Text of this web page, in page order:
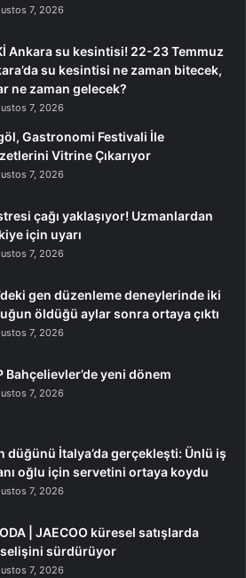
7, 2026
Ankara su kesintisi! 22-23 Temmuz
su kesintisi ne zaman bitecek,
ne zaman gelecek?
7, 2026
Gastronomi Festivali İle
Vitrine Çıkarıyor
7, 2026
çağı yaklaşıyor! Uzmanlardan
için uyarı
7, 2026
gen düzenleme deneylerinde iki
öldüğü aylar sonra ortaya çıktı
7, 2026
Bahçelievler’de yeni dönem
7, 2026
düğünü İtalya’da gerçekleşti: Ünlü iş
oğlu için servetini ortaya koydu
7, 2026
| JAECOO küresel satışlarda
sürdürüyor
7, 2026